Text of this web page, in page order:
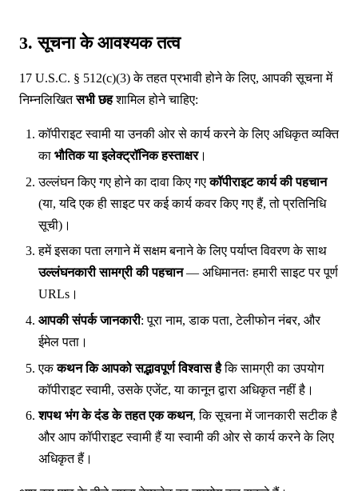
3. सूचना के आवश्यक तत्व
17 U.S.C. § 512(c)(3) के तहत प्रभावी होने के लिए, आपकी सूचना में
निम्नलिखितसभी छहशामिल होने चाहिए:
कॉपीराइट स्वामी या उनकी ओर से कार्य करने के लिए अधिकृत व्यक्ति
का भौतिक या इलेक्ट्रॉनिक हस्ताक्षर।
उल्लंघन किए गए होने का दावा किए गएकॉपीराइट कार्य की पहचान
(या, यदि एक ही साइट पर कई कार्य कवर किए गए हैं, तो प्रतिनिधि
सूची)।
हमें इसका पता लगाने में सक्षम बनाने के लिए पर्याप्त विवरण के साथ
उल्लंघनकारी सामग्री की पहचान— अधिमानतः हमारी साइट पर पूर्ण
URLs।
आपकी संपर्क जानकारी: पूरा नाम, डाक पता, टेलीफोन नंबर, और
ईमेल पता।
एककथन कि आपको सद्भावपूर्ण विश्वास हैकि सामग्री का उपयोग
कॉपीराइट स्वामी, उसके एजेंट, या कानून द्वारा अधिकृत नहीं है।
शपथ भंग के दंड के तहत एक कथन, कि सूचना में जानकारी सटीक है
और आप कॉपीराइट स्वामी हैं या स्वामी की ओर से कार्य करने के लिए
अधिकृत हैं।